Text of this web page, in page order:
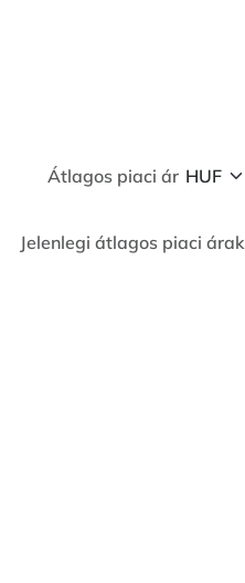
Átlagos piaci ár
Jelenlegi átlagos piaci árak